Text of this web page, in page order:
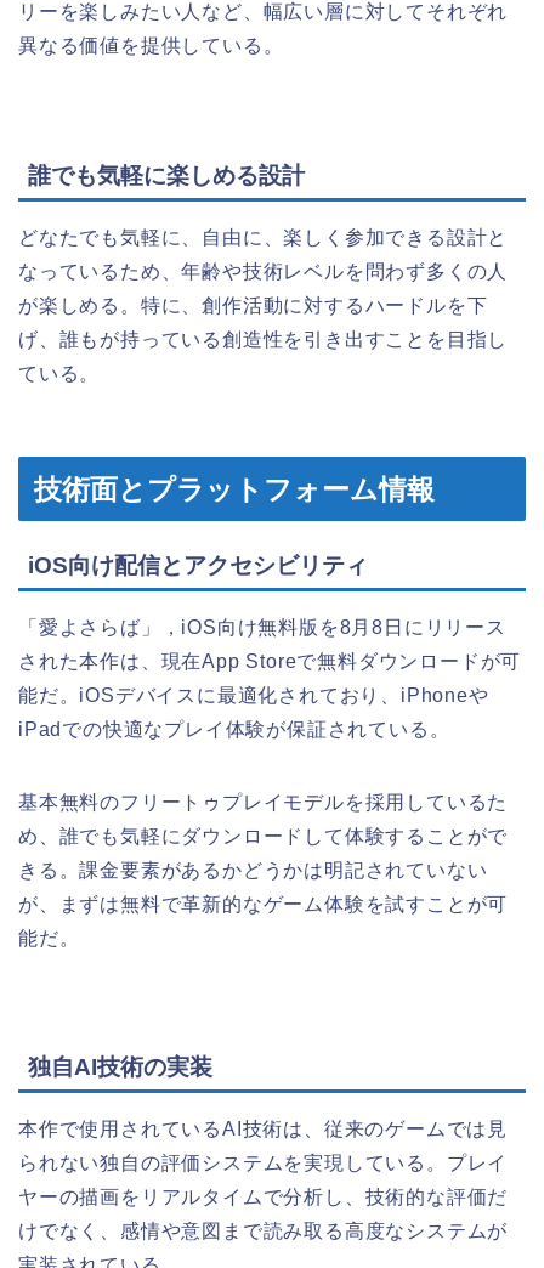
リーを楽しみたい人など、幅広い層に対してそれぞれ
異なる価値を提供している。
誰でも気軽に楽しめる設計
どなたでも気軽に、自由に、楽しく参加できる設計と
なっているため、年齢や技術レベルを問わず多くの人
が楽しめる。特に、創作活動に対するハードルを下
げ、誰もが持っている創造性を引き出すことを目指し
ている。
技術面とプラットフォーム情報
iOS向け配信とアクセシビリティ
「愛よさらば」，iOS向け無料版を8月8日にリリース
された本作は、現在App Storeで無料ダウンロードが可
能だ。iOSデバイスに最適化されており、iPhoneや
iPadでの快適なプレイ体験が保証されている。
基本無料のフリートゥプレイモデルを採用しているた
め、誰でも気軽にダウンロードして体験することがで
きる。課金要素があるかどうかは明記されていない
が、まずは無料で革新的なゲーム体験を試すことが可
能だ。
独自AI技術の実装
本作で使用されているAI技術は、従来のゲームでは見
られない独自の評価システムを実現している。プレイ
ヤーの描画をリアルタイムで分析し、技術的な評価だ
けでなく、感情や意図まで読み取る高度なシステムが